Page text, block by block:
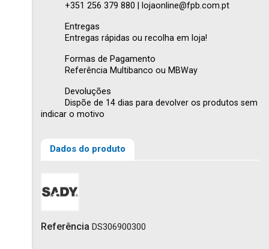
+351 256 379 880 | lojaonline@fpb.com.pt
Entregas
Entregas rápidas ou recolha em loja!
Formas de Pagamento
Referência Multibanco ou MBWay
Devoluções
Dispõe de 14 dias para devolver os produtos sem
indicar o motivo
Dados do produto
Referência DS306900300